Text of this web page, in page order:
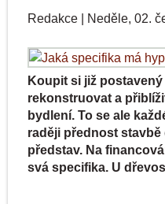
Redakce | Neděle, 02.
Koupit si již
rekonstruovat a
bydlení. To se ale
raději přednost
představ. Na
svá specifika. U